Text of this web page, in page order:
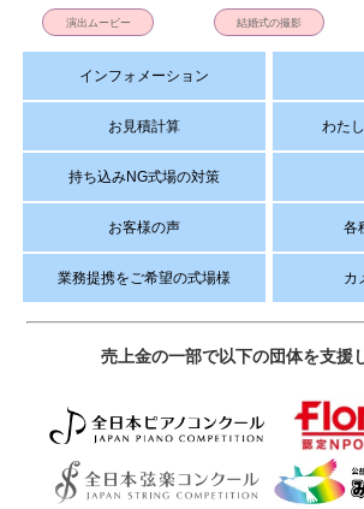
演出ムービー 結婚式の撮影
インフォメーション
お見積計算 わた
持ち込みNG式場の対策
お客様の声 各
業務提携をご希望の式場様 カ
売上金の一部で以下の団体を支援